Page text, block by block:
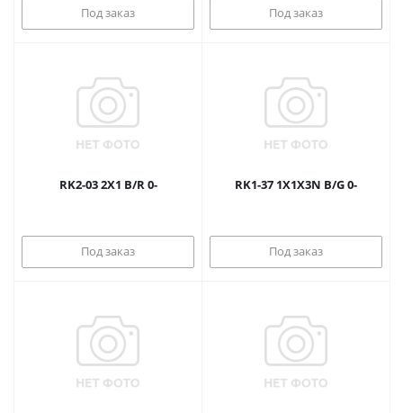
Под заказ Под заказ
RK2-03 2X1 B/R 0-
Под заказ
RK1-37 1X1X3N B/G 0-
Под заказ